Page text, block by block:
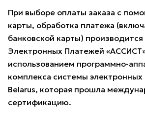
При выборе оплаты заказа с
карты, обработка платежа
банковской карты)
Электронных Платежей
использованием программно-
комплекса системы
Belarus, которая прошла
сертификацию.